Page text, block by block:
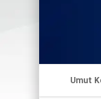
Umut